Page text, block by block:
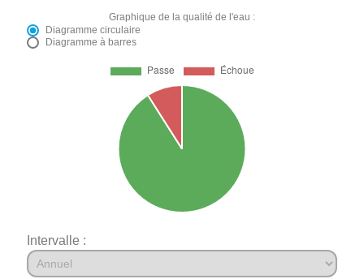
Graphique de la qualité de l'eau :
Diagramme circulaire
Diagramme à barres
Intervalle :